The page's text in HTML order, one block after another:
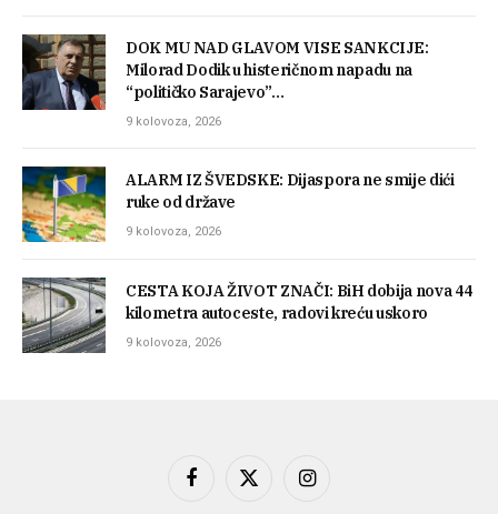
DOK MU NAD GLAVOM VISE SANKCIJE:
Milorad Dodik u histeričnom napadu na
“političko Sarajevo”…
9 kolovoza, 2026
ALARM IZ ŠVEDSKE: Dijaspora ne smije dići
ruke od države
9 kolovoza, 2026
CESTA KOJA ŽIVOT ZNAČI: BiH dobija nova 44
kilometra autoceste, radovi kreću uskoro
9 kolovoza, 2026
Facebook
X
Instagram